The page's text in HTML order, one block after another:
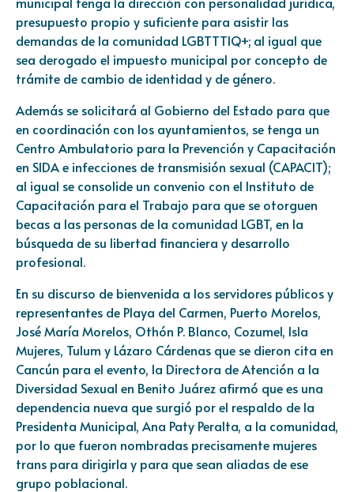
presupuesto propio y suficiente para asistir las
demandas de la comunidad LGBTTTIQ+; al igual que
sea derogado el impuesto municipal por concepto de
trámite de cambio de identidad y de género.
Además se solicitará al Gobierno del Estado para que
en coordinación con los ayuntamientos, se tenga un
Centro Ambulatorio para la Prevención y Capacitación
en SIDA e infecciones de transmisión sexual (CAPACIT);
al igual se consolide un convenio con el Instituto de
Capacitación para el Trabajo para que se otorguen
becas a las personas de la comunidad LGBT, en la
búsqueda de su libertad financiera y desarrollo
profesional.
En su discurso de bienvenida a los servidores públicos y
representantes de Playa del Carmen, Puerto Morelos,
José María Morelos, Othón P. Blanco, Cozumel, Isla
Mujeres, Tulum y Lázaro Cárdenas que se dieron cita en
Cancún para el evento, la Directora de Atención a la
Diversidad Sexual en Benito Juárez afirmó que es una
dependencia nueva que surgió por el respaldo de la
Presidenta Municipal, Ana Paty Peralta, a la comunidad,
por lo que fueron nombradas precisamente mujeres
trans para dirigirla y para que sean aliadas de ese
grupo poblacional.